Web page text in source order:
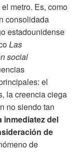
metro. Es, como
consolidada
estadounidense
Las
social
el
la creencia ciega
no siendo tan
inmediatez del
de
de